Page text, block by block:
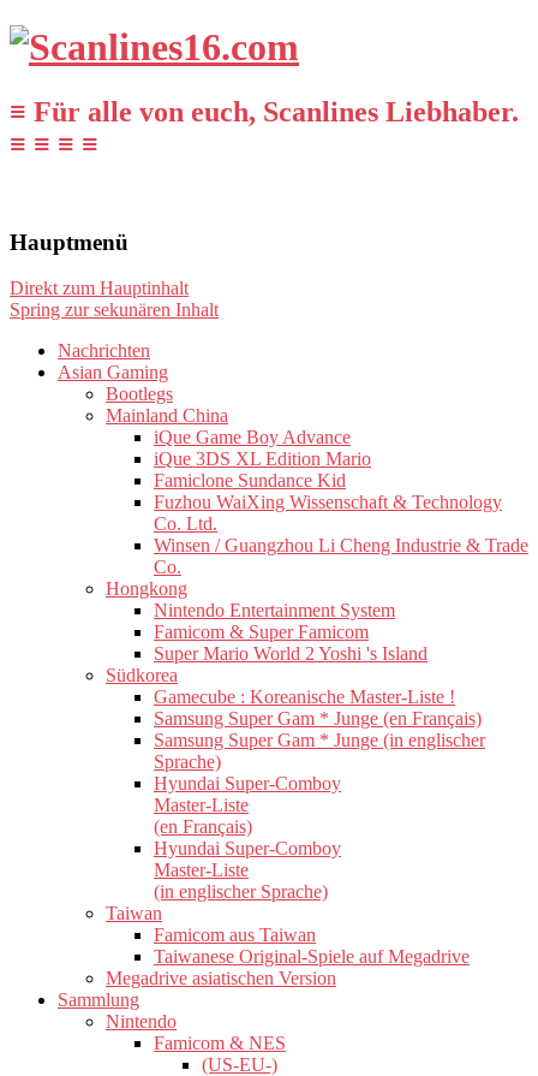
≡ Für alle von euch, Scanlines Liebhaber.
≡ ≡ ≡ ≡
Hauptmenü
Direkt zum Hauptinhalt
Spring zur sekunären Inhalt
Nachrichten
Asian Gaming
Bootlegs
Mainland China
iQue Game Boy Advance
iQue 3DS XL Edition Mario
Famiclone Sundance Kid
Fuzhou WaiXing Wissenschaft & Technology
Co. Ltd.
Winsen / Guangzhou Li Cheng Industrie & Trade
Co.
Hongkong
Nintendo Entertainment System
Famicom & Super Famicom
Super Mario World 2 Yoshi 's Island
Südkorea
Gamecube : Koreanische Master-Liste !
Samsung Super Gam * Junge (en Français)
Samsung Super Gam * Junge (in englischer
Sprache)
Hyundai Super-Comboy
Master-Liste
(en Français)
Hyundai Super-Comboy
Master-Liste
(in englischer Sprache)
Taiwan
Famicom aus Taiwan
Taiwanese Original-Spiele auf Megadrive
Megadrive asiatischen Version
Sammlung
Nintendo
Famicom & NES
(US-EU-)